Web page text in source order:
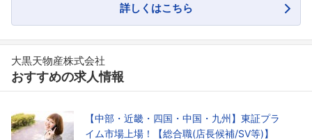
詳しくはこちら
大黒天物産株式会社
おすすめの求人情報
【中部・近畿・四国・中国・九州】東証プラ
イム市場上場！【総合職(店長候補/SV等)】